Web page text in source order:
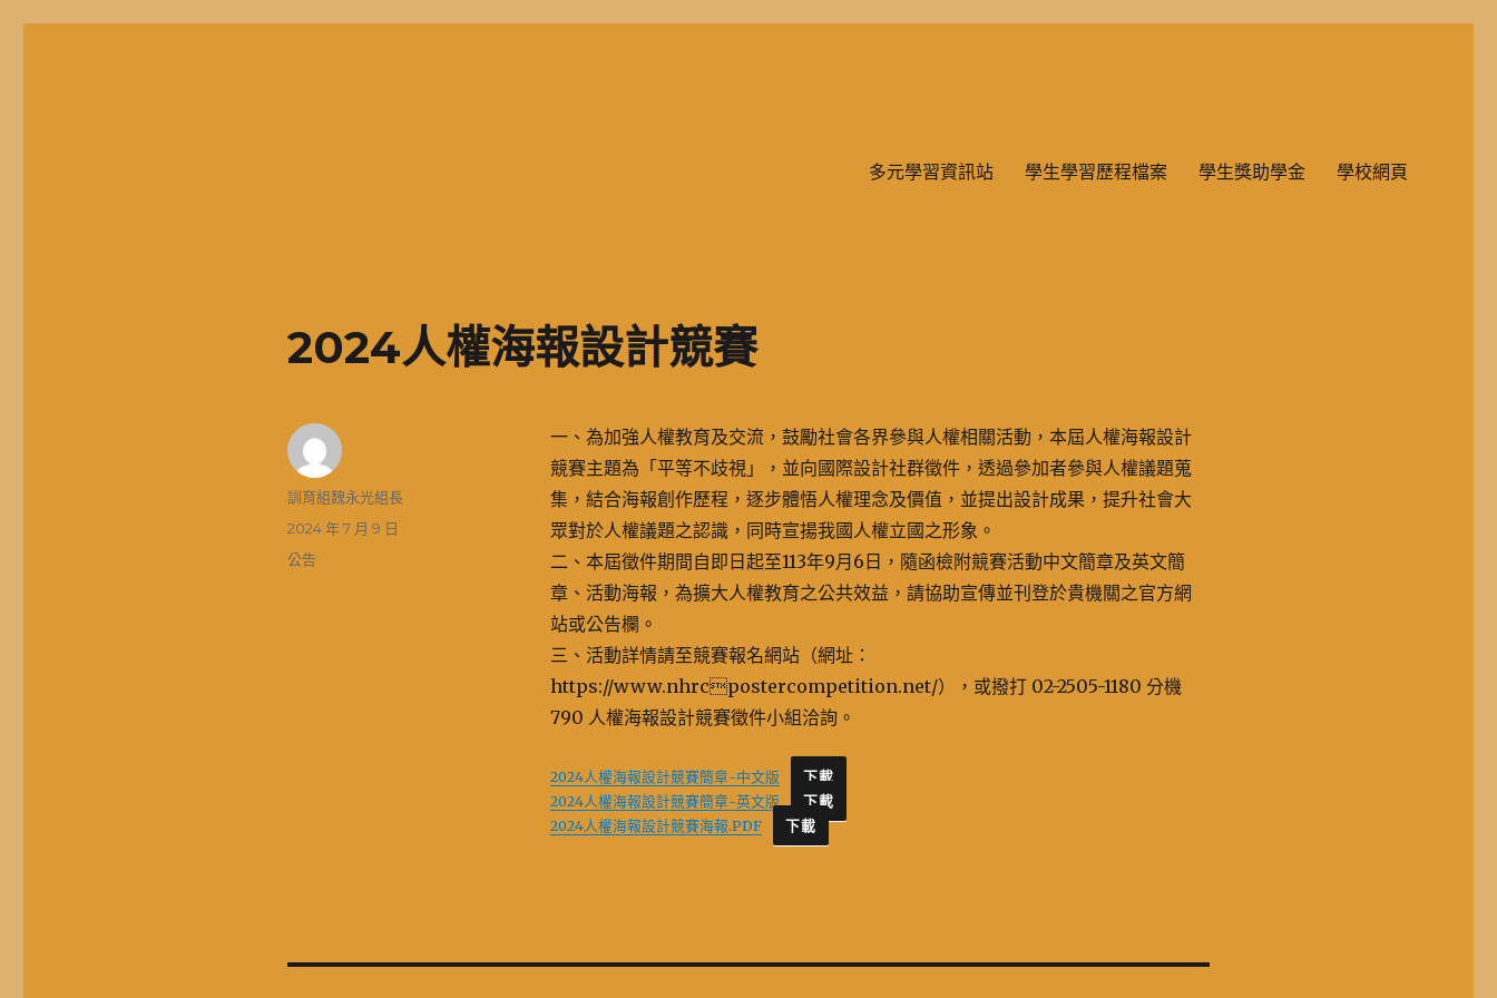
多元學習資訊站 學生學習歷程檔案 學生獎助學金 學校網頁
2024人權海報設計競賽
一、為加強人權教育及交流，鼓勵社會各界參與人權相關活動，本屆人權海報設計
競賽主題為「平等不歧視」，並向國際設計社群徵件，透過參加者參與人權議題蒐
集，結合海報創作歷程，逐步體悟人權理念及價值，並提出設計成果，提升社會大
眾對於人權議題之認識，同時宣揚我國人權立國之形象。
二、本屆徵件期間自即日起至113年9月6日，隨函檢附競賽活動中文簡章及英文簡
章、活動海報，為擴大人權教育之公共效益，請協助宣傳並刊登於貴機關之官方網
站或公告欄。
三、活動詳情請至競賽報名網站（網址：
https://www.nhrcpostercompetition.net/），或撥打 02-2505-1180 分機
790 人權海報設計競賽徵件小組洽詢。
2024人權海報設計競賽簡章-中文版 下載
2024人權海報設計競賽簡章-英文版 下載
2024人權海報設計競賽海報.PDF 下載
作
訓育組魏永光組長
發
佈
2024 年 7 月 9 日
分
公告